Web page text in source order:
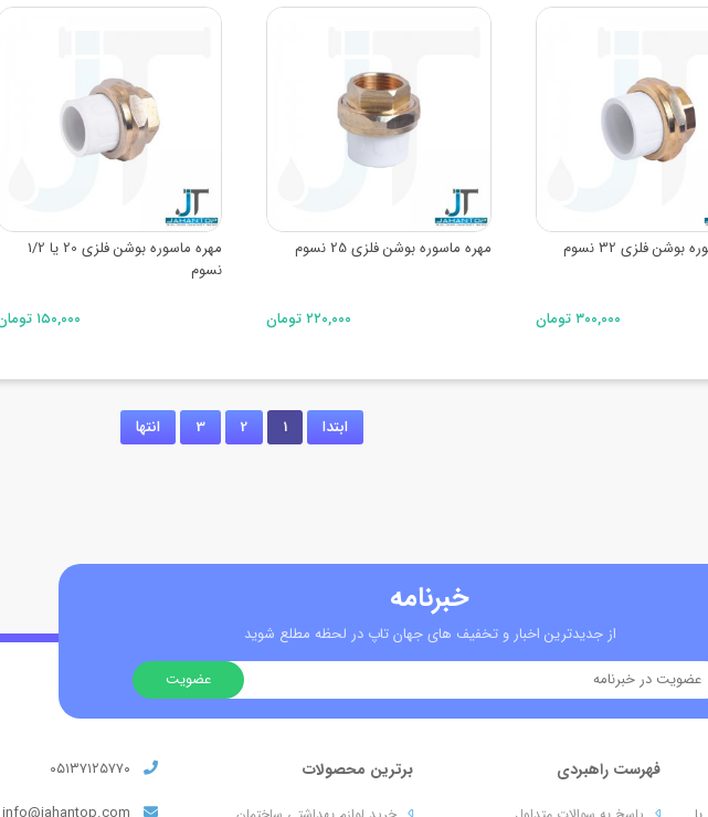
بوشن فلزی 32 نسوم
۳۰۰,۰۰۰ تومان
مهره ماسوره بوشن فلزی 25 نسوم
۲۲۰,۰۰۰ تومان
مهره ماسوره بوشن فلزی 20 یا 1/2
نسوم
۱۵۰,۰۰۰ تومان
ابتدا 1
2
3 انتها
خبرنامه
از جدیدترین اخبار و تخفیف های جهان تاپ در لحظه مطلع شوید
فهرست راهبردی برترین محصولات